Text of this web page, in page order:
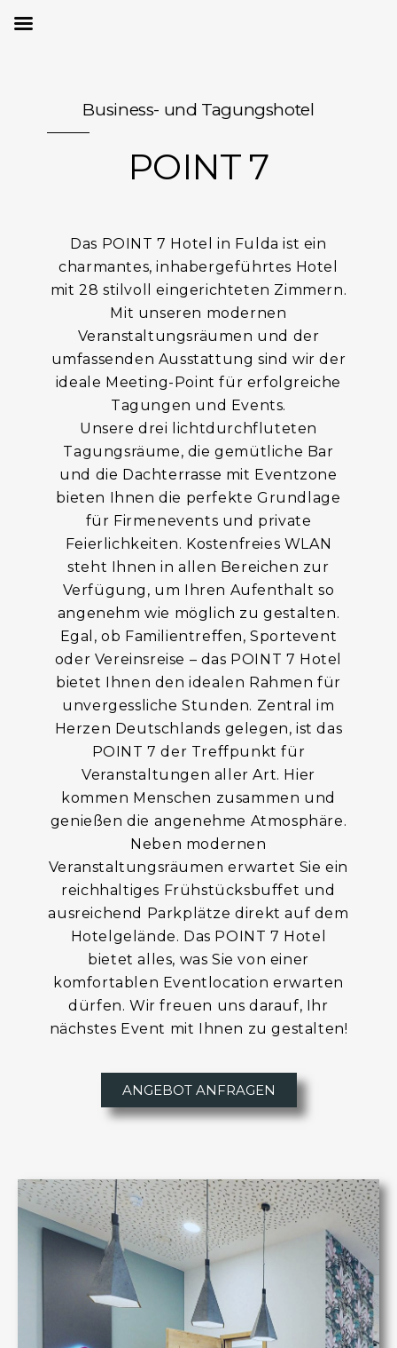
Business- und Tagungshotel
POINT 7
Das POINT 7 Hotel in Fulda ist ein
charmantes, inhabergeführtes Hotel
mit 28 stilvoll eingerichteten Zimmern.
Mit unseren modernen
Veranstaltungsräumen und der
umfassenden Ausstattung sind wir der
ideale Meeting-Point für erfolgreiche
Tagungen und Events.
Unsere drei lichtdurchfluteten
Tagungsräume, die gemütliche Bar
und die Dachterrasse mit Eventzone
bieten Ihnen die perfekte Grundlage
für Firmenevents und private
Feierlichkeiten. Kostenfreies WLAN
steht Ihnen in allen Bereichen zur
Verfügung, um Ihren Aufenthalt so
angenehm wie möglich zu gestalten.
Egal, ob Familientreffen, Sportevent
oder Vereinsreise – das POINT 7 Hotel
bietet Ihnen den idealen Rahmen für
unvergessliche Stunden. Zentral im
Herzen Deutschlands gelegen, ist das
POINT 7 der Treffpunkt für
Veranstaltungen aller Art. Hier
kommen Menschen zusammen und
genießen die angenehme Atmosphäre.
Neben modernen
Veranstaltungsräumen erwartet Sie ein
reichhaltiges Frühstücksbuffet und
ausreichend Parkplätze direkt auf dem
Hotelgelände. Das POINT 7 Hotel
bietet alles, was Sie von einer
komfortablen Eventlocation erwarten
dürfen. Wir freuen uns darauf, Ihr
nächstes Event mit Ihnen zu gestalten!
ANGEBOT ANFRAGEN